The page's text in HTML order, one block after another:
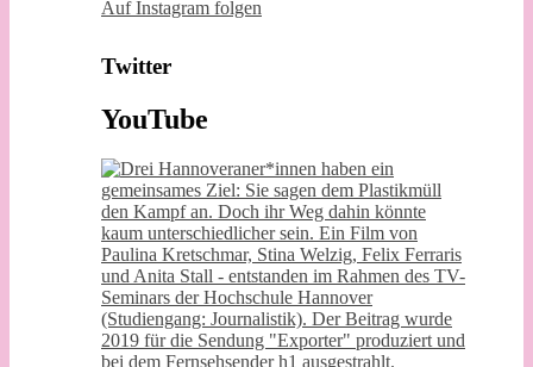
Auf Instagram folgen
Twitter
YouTube